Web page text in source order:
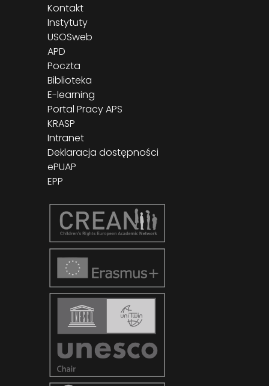
Kontakt
Instytuty
USOSweb
APD
Poczta
Biblioteka
E-learning
Portal Pracy APS
KRASP
Intranet
Deklaracja dostępności
ePUAP
EPP